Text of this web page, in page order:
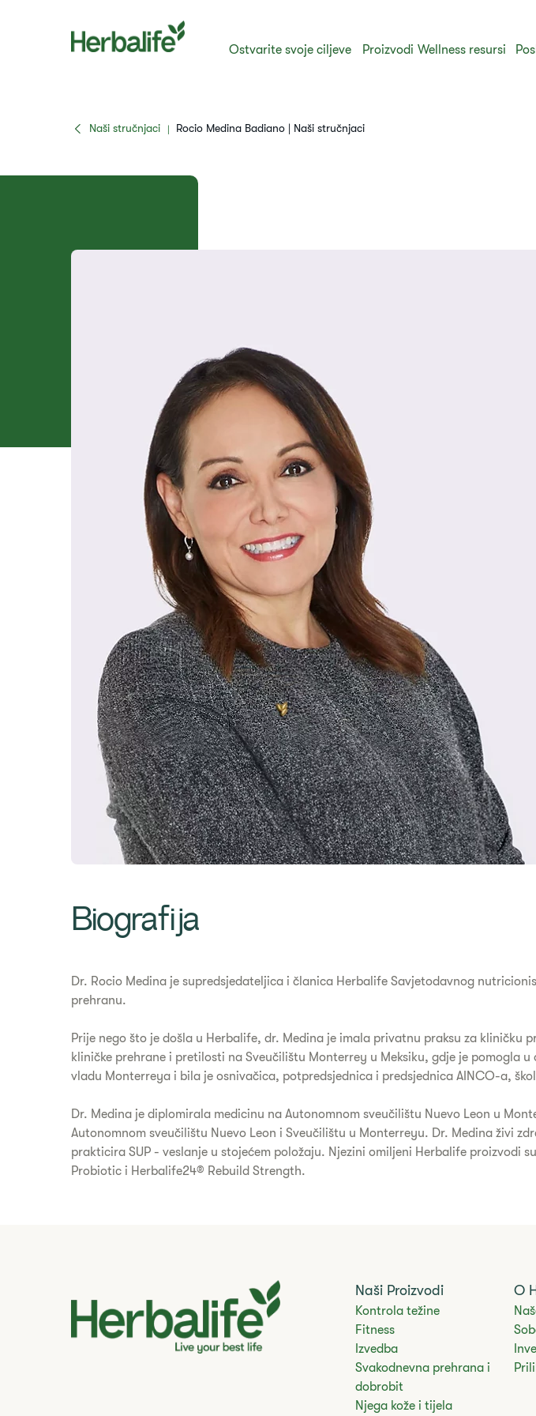
Ostvarite svoje ciljeve Proizvodi Wellness resursi
Naši stručnjaci | Rocio Medina Badiano | Naši stručnjaci
Biografija
Dr. Rocio Medina je supredsjedateljica i članica Herbalife Savjetodavnog
prehranu.
Prije nego što je došla u Herbalife, dr. Medina je imala privatnu praksu za
kliničke prehrane i pretilosti na Sveučilištu Monterrey u Meksiku, gdje je pomogla
vladu Monterreya i bila je osnivačica, potpredsjednica i predsjednica AINCO-a,
Dr. Medina je diplomirala medicinu na Autonomnom sveučilištu Nuevo Leon u
Autonomnom sveučilištu Nuevo Leon i Sveučilištu u Monterreyu. Dr. Medina živi
prakticira SUP - veslanje u stojećem položaju. Njezini omiljeni Herbalife proizvodi
Probiotic i Herbalife24® Rebuild Strength.
Naši Proizvodi
Kontrola težine
Fitness
Izvedba
Svakodnevna prehrana i
dobrobit
Njega kože i tijela
O